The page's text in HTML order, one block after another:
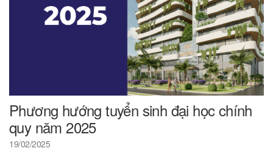
Phương hướng tuyển sinh đại học chính
quy năm 2025
19/02/2025